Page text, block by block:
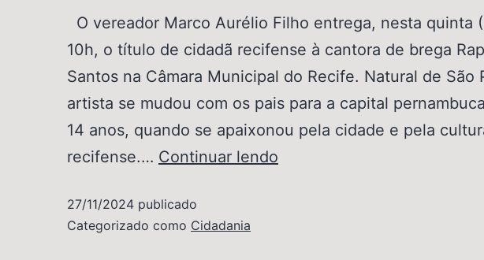
O vereador Marco Aurélio Filho entrega, nesta quinta
10h, o título de cidadã recifense à cantora de brega
Santos na Câmara Municipal do Recife. Natural de São
artista se mudou com os pais para a capital
14 anos, quando se apaixonou pela cidade e pela
recifense.… Continuar lendo
27/11/2024 publicado
Categorizado como Cidadania